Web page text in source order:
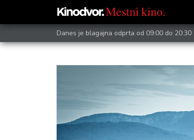
Danes je blagajna odprta od 09:00 do 20:30